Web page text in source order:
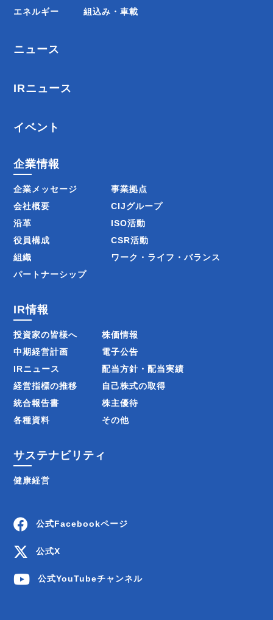
エネルギー
組込み・車載
ニュース
IRニュース
イベント
企業情報
企業メッセージ
会社概要
沿革
役員構成
組織
パートナーシップ
事業拠点
CIJグループ
ISO活動
CSR活動
ワーク・ライフ・バランス
IR情報
投資家の皆様へ
中期経営計画
IRニュース
経営指標の推移
統合報告書
各種資料
株価情報
電子公告
配当方針・配当実績
自己株式の取得
株主優待
その他
サステナビリティ
健康経営
公式Facebookページ
公式X
公式YouTubeチャンネル